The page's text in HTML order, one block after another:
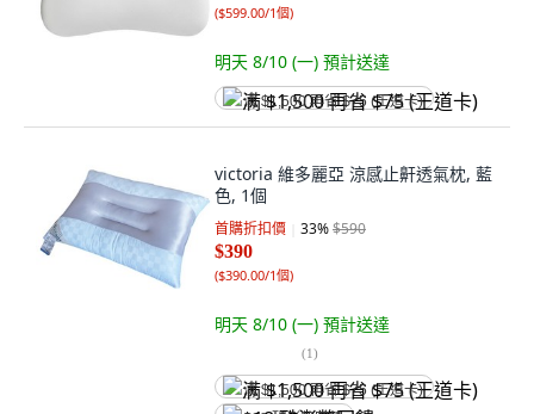
($599.00/1個)
明天 8/10 (一) 預計送達
满 $1,500 再省 $75 (王道卡)
victoria 維多麗亞 涼感止鼾透氣枕, 藍
色, 1個
首購折扣價 33%$590
$390
($390.00/1個)
明天 8/10 (一) 預計送達
(1)
满 $1,500 再省 $75 (王道卡)